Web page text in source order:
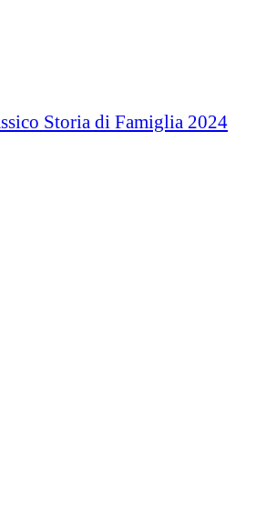
Storia di Famiglia 2024